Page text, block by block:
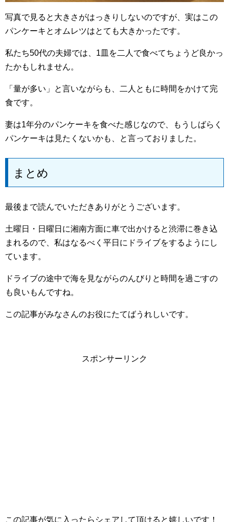
写真で見ると大きさがはっきりしないのですが、実はこの
パンケーキとオムレツはとても大きかったです。
私たち50代の夫婦では、1皿を二人で食べてちょうど良かっ
たかもしれません。
「量が多い」と言いながらも、二人ともに時間をかけて完
食です。
妻は1年分のパンケーキを食べた感じなので、もうしばらく
パンケーキは見たくないかも、と言っておりました。
まとめ
最後まで読んでいただきありがとうございます。
土曜日・日曜日に湘南方面に車で出かけると渋滞に巻き込
まれるので、私はなるべく平日にドライブをするようにし
ています。
ドライブの途中で海を見ながらのんびりと時間を過ごすの
も良いもんですね。
この記事がみなさんのお役にたてばうれしいです。
スポンサーリンク
この記事が気に入ったらシェアして頂けると嬉しいです！